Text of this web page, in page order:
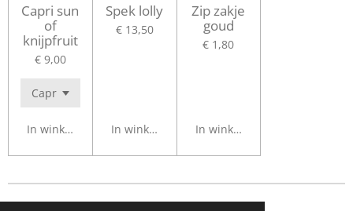
Capri sun
of
knijpfruit
€ 9,00
In winkelwagen
Spek lolly
€ 13,50
In winkelwagen
Zip zakje
goud
€ 1,80
In winkelwagen